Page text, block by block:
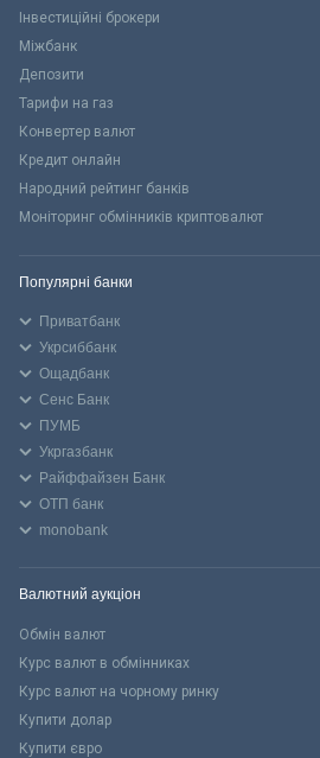
Інвестиційні брокери
Міжбанк
Депозити
Тарифи на газ
Конвертер валют
Кредит онлайн
Народний рейтинг банків
Моніторинг обмінників криптовалют
Популярні банки
Приватбанк
Укрсиббанк
Ощадбанк
Сенс Банк
ПУМБ
Укргазбанк
Райффайзен Банк
ОТП банк
monobank
Валютний аукціон
Обмін валют
Курс валют в обмінниках
Курс валют на чорному ринку
Купити долар
Купити євро